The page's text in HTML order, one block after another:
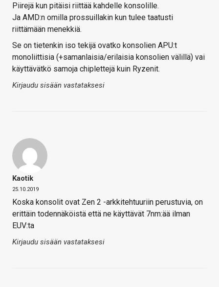
Piirejä kun pitäisi riittää kahdelle konsolille.
Ja AMD:n omilla prossuillakin kun tulee taatusti
riittämään menekkiä.
Se on tietenkin iso tekijä ovatko konsolien APU:t
monoliittisia (+samanlaisia/erilaisia konsolien välillä) vai
käyttävätkö samoja chiplettejä kuin Ryzenit.
Kirjaudu sisään vastataksesi
Kaotik
25.10.2019
Koska konsolit ovat Zen 2 -arkkitehtuuriin perustuvia, on
erittäin todennäköistä että ne käyttävät 7nm:ää ilman
EUV:ta
Kirjaudu sisään vastataksesi